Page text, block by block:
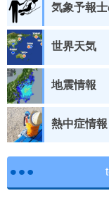
気象予報
世界天気
地震情報
熱中症情報